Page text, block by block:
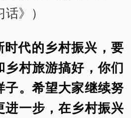
话》）
时代的乡村振兴，要
乡村旅游搞好，你们
子。希望大家继续努
进一步，在乡村振兴